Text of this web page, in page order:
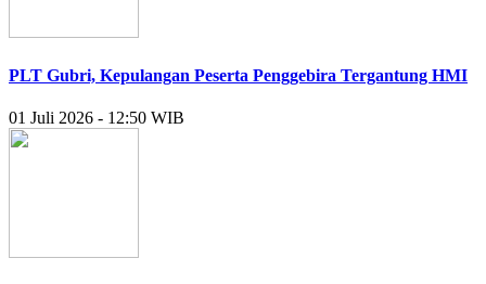
PLT Gubri, Kepulangan Peserta Penggebira Tergantung HMI
01 Juli 2026 - 12:50 WIB